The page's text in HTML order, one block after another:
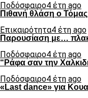
Ποδόσφαιρο4 έτη ago
Πιθανή θλάση ο Τόμας
Επικαιρότητα4 έτη ago
Παρουσίαση με…
Ποδόσφαιρο4 έτη ago
“Ράφα σαν την
Ποδόσφαιρο4 έτη ago
«Last dance» για